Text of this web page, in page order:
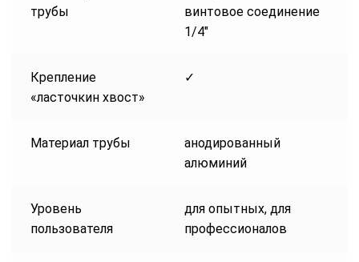
трубы
винтовое соединение
1/4″
Крепление
«ласточкин хвост»
✓
Материал трубы
анодированный
алюминий
Уровень
пользователя
для опытных, для
профессионалов